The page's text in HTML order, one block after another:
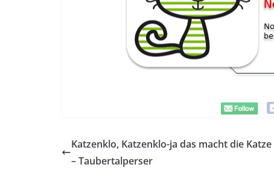
Katzenklo, Katzenklo-ja das macht die
– Taubertalperser